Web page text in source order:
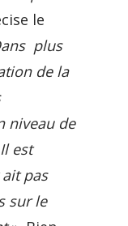
le
plus
de la
niveau de
est
pas
sur le